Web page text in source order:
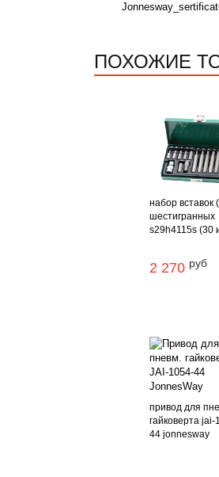
ПОХОЖИЕ
набор вставок
шестигранных
s29h4115s (30
2 270 руб
привод для
гайковерта jai-
44 jonnesway